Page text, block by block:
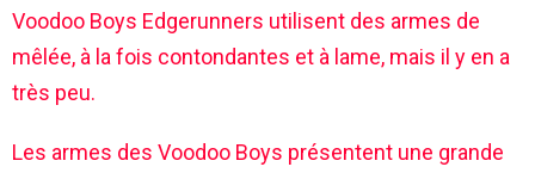
Voodoo Boys Edgerunners utilisent des armes de
mêlée, à la fois contondantes et à lame, mais il y en a
très peu.
Les armes des Voodoo Boys présentent une grande